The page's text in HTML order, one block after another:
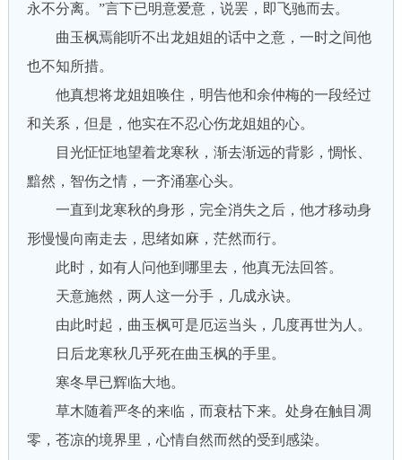
永不分离。”言下已明意爱意，说罢，即飞驰而去。
曲玉枫焉能听不出龙姐姐的话中之意，一时之间他
也不知所措。
他真想将龙姐姐唤住，明告他和余仲梅的一段经过
和关系，但是，他实在不忍心伤龙姐姐的心。
目光怔怔地望着龙寒秋，渐去渐远的背影，惆怅、
黯然，智伤之情，一齐涌塞心头。
一直到龙寒秋的身形，完全消失之后，他才移动身
形慢慢向南走去，思绪如麻，茫然而行。
此时，如有人问他到哪里去，他真无法回答。
天意施然，两人这一分手，几成永诀。
由此时起，曲玉枫可是厄运当头，几度再世为人。
日后龙寒秋几乎死在曲玉枫的手里。
寒冬早已辉临大地。
草木随着严冬的来临，而衰枯下来。处身在触目凋
零，苍凉的境界里，心情自然而然的受到感染。